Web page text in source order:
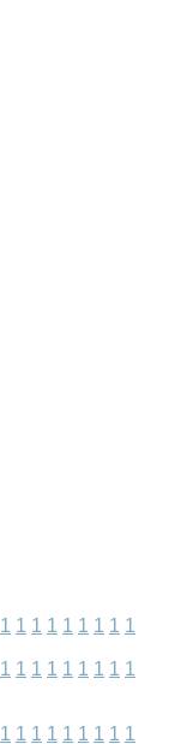
1 1 1 1 1 1 1 1 1
1 1 1 1 1 1 1 1 1
1 1 1 1 1 1 1 1 1